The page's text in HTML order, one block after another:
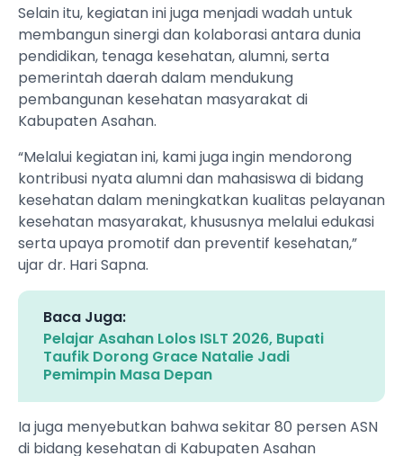
Selain itu, kegiatan ini juga menjadi wadah untuk
membangun sinergi dan kolaborasi antara dunia
pendidikan, tenaga kesehatan, alumni, serta
pemerintah daerah dalam mendukung
pembangunan kesehatan masyarakat di
Kabupaten Asahan.
“Melalui kegiatan ini, kami juga ingin mendorong
kontribusi nyata alumni dan mahasiswa di bidang
kesehatan dalam meningkatkan kualitas pelayanan
kesehatan masyarakat, khususnya melalui edukasi
serta upaya promotif dan preventif kesehatan,”
ujar dr. Hari Sapna.
Baca Juga:
Pelajar Asahan Lolos ISLT 2026, Bupati
Taufik Dorong Grace Natalie Jadi
Pemimpin Masa Depan
Ia juga menyebutkan bahwa sekitar 80 persen ASN
di bidang kesehatan di Kabupaten Asahan